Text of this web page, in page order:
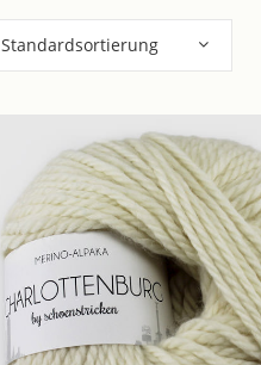
Standardsortierung